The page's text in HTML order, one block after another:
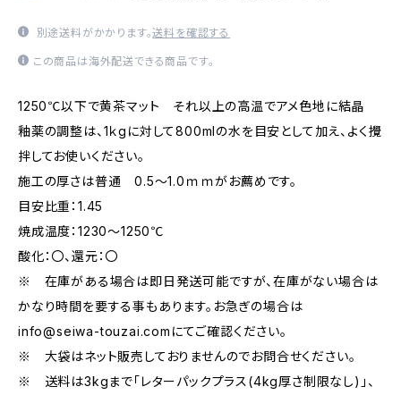
別途送料がかかります。送料を確認する
この商品は海外配送できる商品です。
1250℃以下で黄茶マット それ以上の高温でアメ色地に結晶
釉薬の調整は、1ｋgに対して800mlの水を目安として加え、よく攪
拌してお使いください。
施工の厚さは普通 0.5～1.0ｍｍがお薦めです。
目安比重：1.45
焼成温度：1230～1250℃
酸化：〇、還元：〇
※ 在庫がある場合は即日発送可能ですが、在庫がない場合は
かなり時間を要する事もあります。お急ぎの場合は
info@seiwa-touzai.com にてご確認ください。
※ 大袋はネット販売しておりませんのでお問合せください。
※ 送料は3kgまで「レターパックプラス(4kg厚さ制限なし)」、